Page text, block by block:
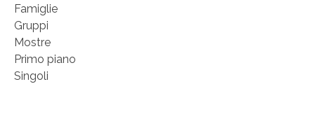
Famiglie
Gruppi
Mostre
Primo piano
Singoli